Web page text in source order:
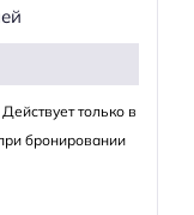
только в
бронировании